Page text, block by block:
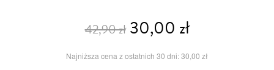
42,90 zł30,00 zł
Najniższa cena z ostatnich 30 dni: 30,00 zł